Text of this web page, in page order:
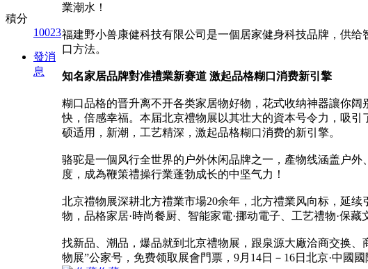
積分
10023
發消
息
業潮水！
福建野小兽康健科技有限公司是一個居家健身科技品牌，供
口方法。
知名家居品牌對准禮業新赛道 激起品格糊口消费新引擎
糊口品格的晋升离不开各类家居物好物，花式收纳神器讓你
快，倍感幸福。本届北京禮物展以其壮大的資本号令力，吸
硕适用，新潮，工艺精深，激起品格糊口消费的新引擎。
骆驼是一個风行全世界的户外休闲品牌之一，產物线涵盖户
度，成為鞭策禮操行業蓬勃成长的中坚气力！
北京禮物展深耕北方禮業市場20余年，北方禮業风向标，延续
物，品格家居·時尚餐厨、智能家電·挪动電子、工艺禮物·保
找新品、潮品，爆品就到北京禮物展，跟泉源大廠洽商交换
物展”公家号，免费领取展會門票，9月14日－16日北京·中國